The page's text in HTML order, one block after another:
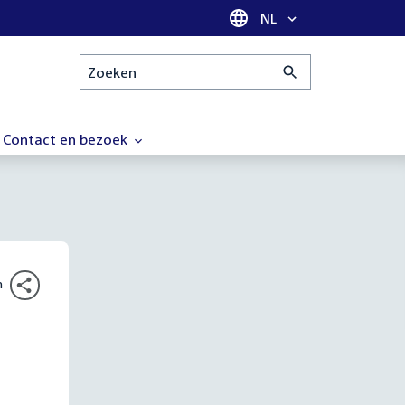
Taal selectie
NL
Zoeken
Contact en bezoek